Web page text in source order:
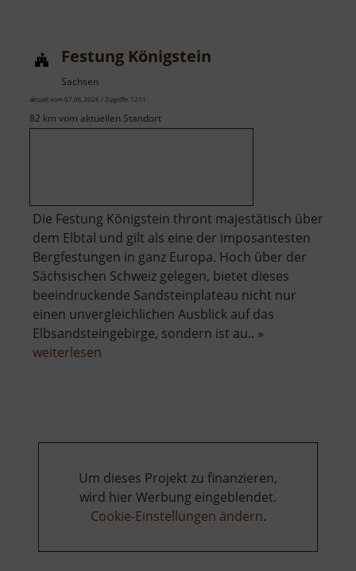
Festung Königstein
Sachsen
aktuell vom 07.06.2026 / Zugriffe: 1211
82 km vom aktuellen Standort
Die Festung Königstein thront majestätisch über
dem Elbtal und gilt als eine der imposantesten
Bergfestungen in ganz Europa. Hoch über der
Sächsischen Schweiz gelegen, bietet dieses
beeindruckende Sandsteinplateau nicht nur
einen unvergleichlichen Ausblick auf das
Elbsandsteingebirge, sondern ist au.. »
weiterlesen
Um dieses Projekt zu finanzieren,
wird hier Werbung eingeblendet.
Cookie-Einstellungen ändern.